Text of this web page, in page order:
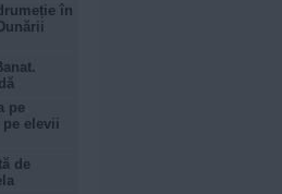
în
pe
elevii
de